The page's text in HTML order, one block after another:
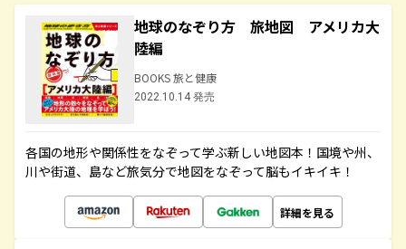
地球のなぞり方 旅地図 アメリカ大
陸編
BOOKS 旅と健康
2022.10.14 発売
各国の地形や関係性をなぞって学ぶ新しい地図本！国境や州、
川や街道、島など旅気分で地図をなぞって脳もイキイキ！
詳細を見る